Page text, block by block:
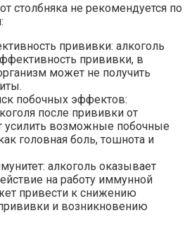
столбняка не рекомендуется по
прививки: алкоголь
прививки, в
может не получить
побочных эффектов:
после прививки от
усилить возможные побочные
головная боль, тошнота и
алкоголь оказывает
на работу иммунной
привести к снижению
и возникновению